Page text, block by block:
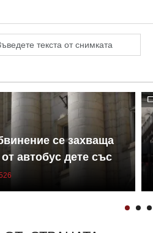
се захваща
автобус дете със